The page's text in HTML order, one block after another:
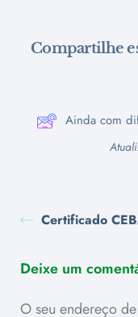
Compartilhe
Ainda com
Certificado
Deixe um
O seu endereço